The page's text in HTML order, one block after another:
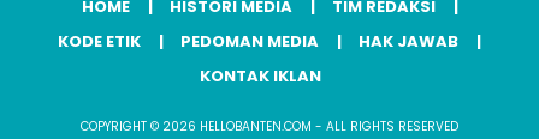
HOME HISTORI MEDIA
TIM REDAKSI
KODE ETIK
PEDOMAN MEDIA
HAK JAWAB
KONTAK IKLAN
COPYRIGHT © 2026 HELLOBANTEN.COM - ALL RIGHTS RESERVED